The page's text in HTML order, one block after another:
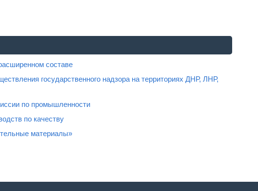
составе
государственного надзора на территориях ДНР, ЛНР,
по промышленности
по качеству
материалы»